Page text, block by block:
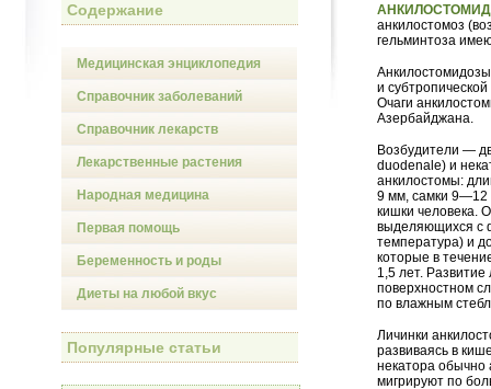
Содержание
Медицинская энциклопедия
Справочник заболеваний
Справочник лекарств
Лекарственные растения
Народная медицина
Первая помощь
Беременность и роды
Диеты на любой вкус
Популярные статьи
анкилостомоз
гельминтоза
и
Очаги
Азербайджана.
Возбудители —
duodenale) и
анкилостомы:
9 мм, самки 9—12
кишки человека.
выделяющихся с
температура) и
которые в
1,5 лет.
поверхностном
по влажным
Личинки
развиваясь в
некатора обычно
мигрируют по